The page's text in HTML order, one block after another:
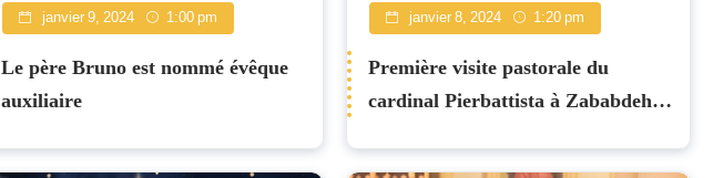
janvier 9, 2024 1:00 pm
Le père Bruno est nommé évêque
auxiliaire
janvier 8, 2024 1:20 pm
Première visite pastorale du
cardinal Pierbattista à Zababdeh